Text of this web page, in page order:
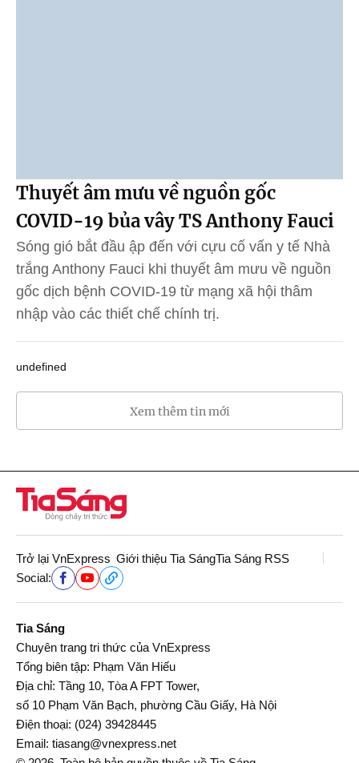
Thuyết âm mưu về nguồn gốc
COVID-19 bủa vây TS Anthony Fauci
Sóng gió bắt đầu ập đến với cựu cố vấn y tế Nhà
trắng Anthony Fauci khi thuyết âm mưu về nguồn
gốc dịch bệnh COVID-19 từ mạng xã hội thâm
nhập vào các thiết chế chính trị.
undefined
Xem thêm tin mới
Trở lại VnExpress Giới thiệu Tia SángTia Sáng RSS
Social:
Tia Sáng
Chuyên trang tri thức của VnExpress
Tổng biên tập: Phạm Văn Hiếu
Địa chỉ: Tầng 10, Tòa A FPT Tower,
số 10 Phạm Văn Bạch, phường Cầu Giấy, Hà Nội
Điện thoại: (024) 39428445
Email: tiasang@vnexpress.net